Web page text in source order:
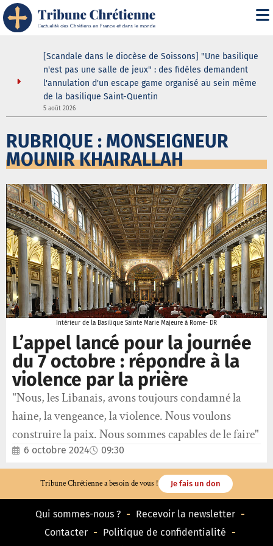
[Scandale dans le diocèse de Soissons] "Une basilique
n'est pas une salle de jeux" : des fidèles demandent
l'annulation d'un escape game organisé au sein même
de la basilique Saint-Quentin
5 août 2026
RUBRIQUE : MONSEIGNEUR
MOUNIR KHAIRALLAH
Intérieur de la Basilique Sainte Marie Majeure à Rome- DR
L’appel lancé pour la journée
du 7 octobre : répondre à la
violence par la prière
"Nous, les Libanais, avons toujours condamné la
haine, la vengeance, la violence. Nous voulons
construire la paix. Nous sommes capables de le faire"
6 octobre 2024 09:30
Tribune Chrétienne a besoin de vous ! Je fais un don
Qui sommes-nous ?
Recevoir la newsletter
Contacter
Politique de confidentialité